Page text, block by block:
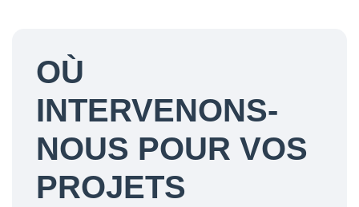
OÙ
INTERVENONS-
NOUS POUR VOS
PROJETS